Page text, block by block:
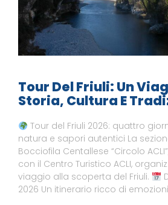
Tour Del Friuli: Un
Storia, Cultura E
Tour del Friuli 2026: quattro
natura e sapori autentici La
Bocciofila Centallese “Circolo
con il Centro Turistico ACLI,
viaggio alla scoperta del Friuli.
2026 Un itinerario ricco di